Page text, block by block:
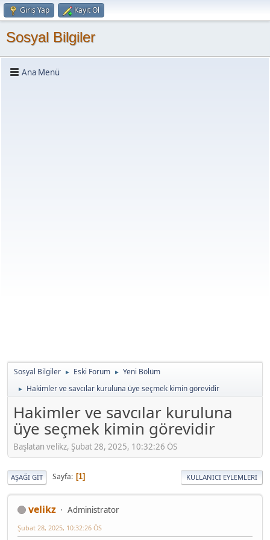
Giriş Yap Kayıt Ol
Sosyal Bilgiler
Ana Menü
Sosyal Bilgiler ► Eski Forum ► Yeni Bölüm
► Hakimler ve savcılar kuruluna üye seçmek kimin görevidir
Hakimler ve savcılar kuruluna
üye seçmek kimin görevidir
Başlatan velikz, Şubat 28, 2025, 10:32:26 ÖS
AŞAĞI GIT Sayfa 1 KULLANICI EYLEMLERI
velikz Administrator
Şubat 28, 2025, 10:32:26 ÖS